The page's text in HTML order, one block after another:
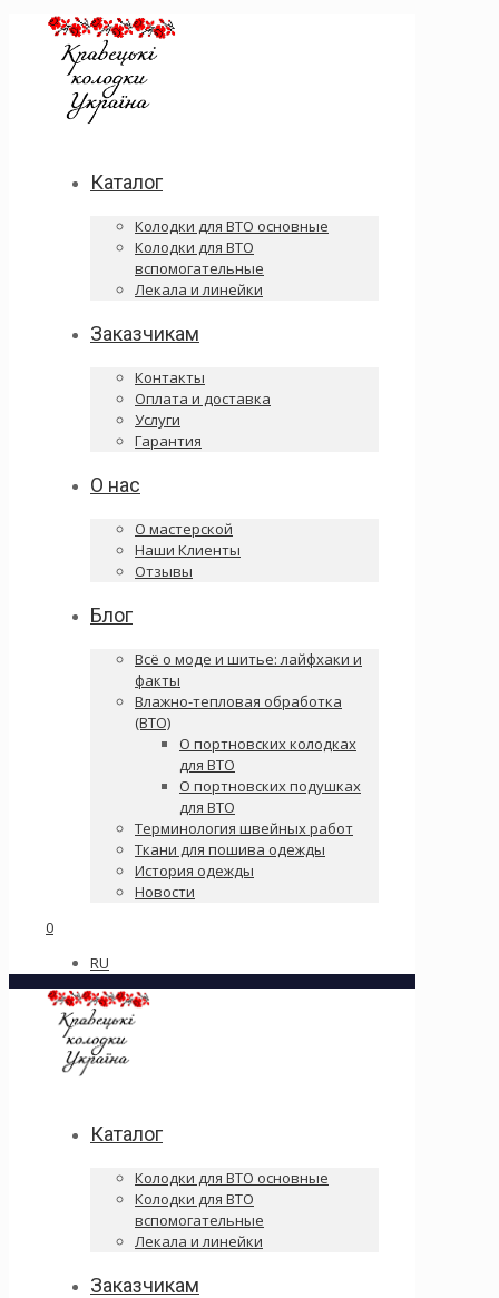
Каталог
Колодки для ВТО основные
Колодки для ВТО
вспомогательные
Лекала и линейки
Заказчикам
Контакты
Оплата и доставка
Услуги
Гарантия
О нас
О мастерской
Наши Клиенты
Отзывы
Блог
Всё о моде и шитье: лайфхаки и
факты
Влажно-тепловая обработка
(ВТО)
О портновских колодках
для ВТО
О портновских подушках
для ВТО
Терминология швейных работ
Ткани для пошива одежды
История одежды
Новости
0
RU
Каталог
Колодки для ВТО основные
Колодки для ВТО
вспомогательные
Лекала и линейки
Заказчикам